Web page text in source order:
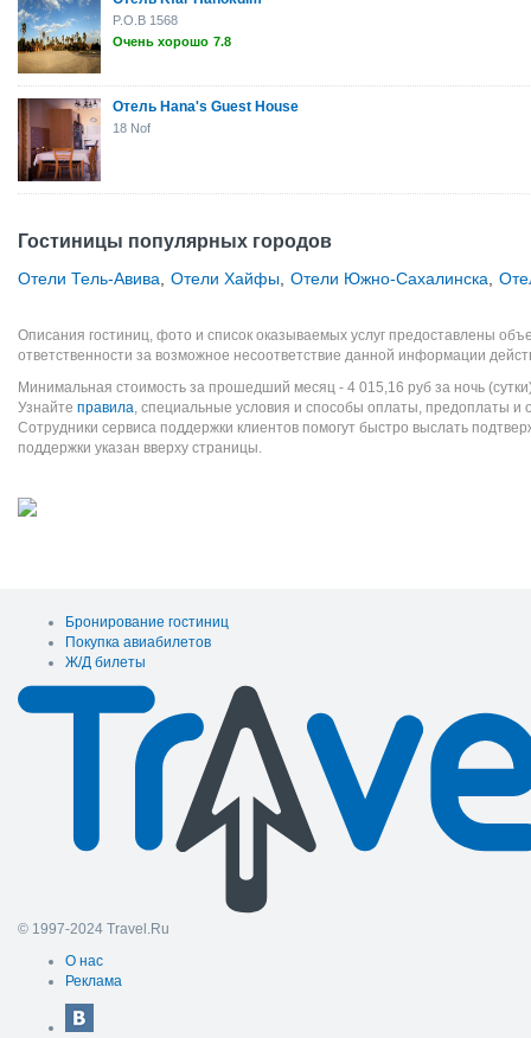
P.O.B 1568
Очень хорошо 7.8
Отель Hana's Guest House
18 Nof
Гостиницы популярных городов
Отели Тель-Авива Отели Хайфы Отели Южно-Сахалинска
Описания гостиниц, фото и список оказываемых услуг предоставлены
ответственности за возможное несоответствие данной информации
Минимальная стоимость за прошедший месяц - 4 015,16 руб за ночь
Узнайте правила, специальные условия и способы оплаты, предоплаты и
Сотрудники сервиса поддержки клиентов помогут быстро выслать
поддержки указан вверху страницы.
Бронирование гостиниц
Покупка авиабилетов
Ж/Д билеты
© 1997-2024 Travel.Ru
О нас
Реклама